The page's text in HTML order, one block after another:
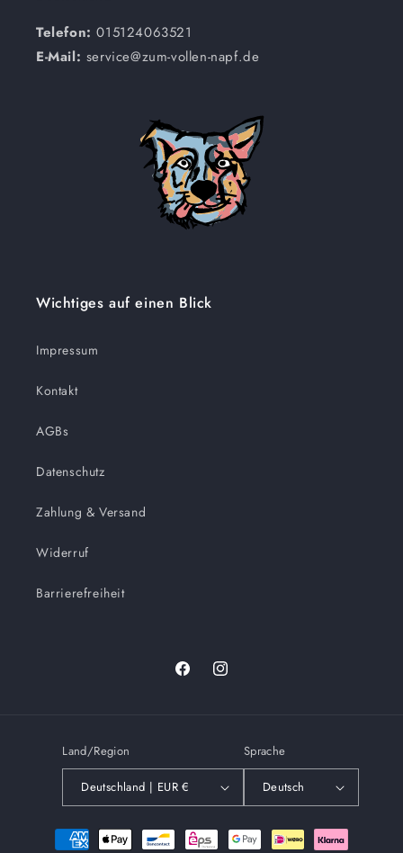
Telefon:015124063521
E-Mail: service@zum-vollen-napf.de
Wichtiges auf einen Blick
Impressum
Kontakt
AGBs
Datenschutz
Zahlung & Versand
Widerruf
Barrierefreiheit
FacebookInstagram
Land/Region
Deutschland | EUR €
Sprache
Deutsch
Zahlungsmethoden